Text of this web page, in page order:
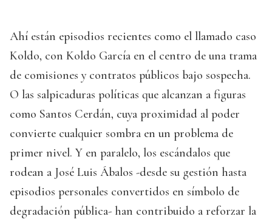
Ahí están episodios recientes como el llamado caso
Koldo, con Koldo García en el centro de una trama
de comisiones y contratos públicos bajo sospecha.
O las salpicaduras políticas que alcanzan a figuras
como Santos Cerdán, cuya proximidad al poder
convierte cualquier sombra en un problema de
primer nivel. Y en paralelo, los escándalos que
rodean a José Luis Ábalos -desde su gestión hasta
episodios personales convertidos en símbolo de
degradación pública- han contribuido a reforzar la